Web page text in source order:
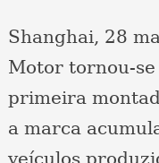
Shanghai, 28
Motor tornou-
primeira
a marca
veículos